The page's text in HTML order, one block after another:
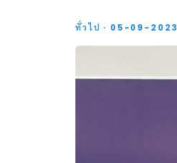
ทั่วไป · 05-09-2023